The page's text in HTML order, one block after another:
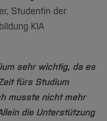
Ich kann meine
bearbeiten?
→ Auf das
zum Bearbeiten
zu vermeiden.
Studentin der
KIA
sehr wichtig, da es
fürs Studium
musste nicht mehr
die Unterstützung